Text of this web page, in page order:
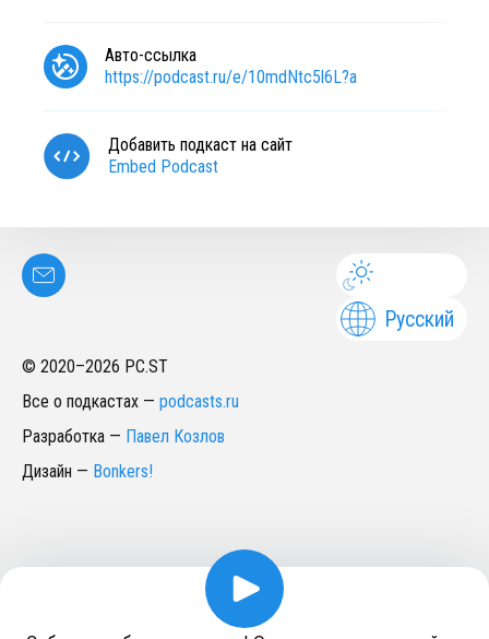
Авто-ссылка
https://podcast.ru/e/10mdNtc5l6L?a
Добавить подкаст на сайт
Embed Podcast
Русский
© 2020–2026 PC.ST
Все о подкастах — podcasts.ru
Разработка — Павел Козлов
Дизайн — Bonkers!